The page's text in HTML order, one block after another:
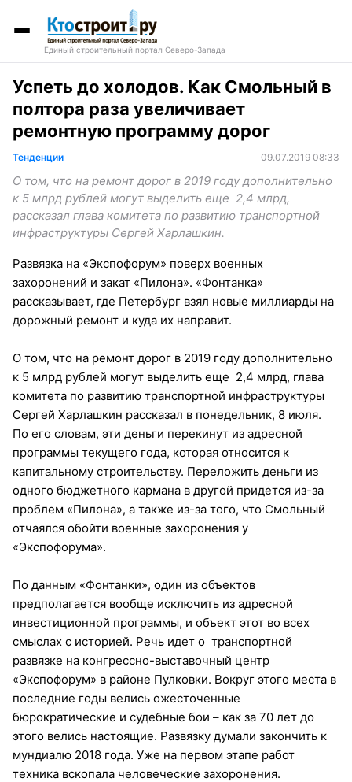
Единый строительный портал Северо-Запада
Успеть до холодов. Как Смольный в
полтора раза увеличивает
ремонтную программу дорог
Тенденции 09.07.2019 08:33
О том, что на ремонт дорог в 2019 году дополнительно
к 5 млрд рублей могут выделить еще 2,4 млрд,
рассказал глава комитета по развитию транспортной
инфраструктуры Сергей Харлашкин.
Развязка на «Экспофорум» поверх военных
захоронений и закат «Пилона». «Фонтанка»
рассказывает, где Петербург взял новые миллиарды на
дорожный ремонт и куда их направит.
О том, что на ремонт дорог в 2019 году дополнительно
к 5 млрд рублей могут выделить еще 2,4 млрд, глава
комитета по развитию транспортной инфраструктуры
Сергей Харлашкин рассказал в понедельник, 8 июля.
По его словам, эти деньги перекинут из адресной
программы текущего года, которая относится к
капитальному строительству. Переложить деньги из
одного бюджетного кармана в другой придется из-за
проблем «Пилона», а также из-за того, что Смольный
отчаялся обойти военные захоронения у
«Экспофорума».
По данным «Фонтанки», один из объектов
предполагается вообще исключить из адресной
инвестиционной программы, и объект этот во всех
смыслах с историей. Речь идет о транспортной
развязке на конгрессно-выставочный центр
«Экспофорум» в районе Пулковки. Вокруг этого места в
последние годы велись ожесточенные
бюрократические и судебные бои – как за 70 лет до
этого велись настоящие. Развязку думали закончить к
мундиалю 2018 года. Уже на первом этапе работ
техника вскопала человеческие захоронения.